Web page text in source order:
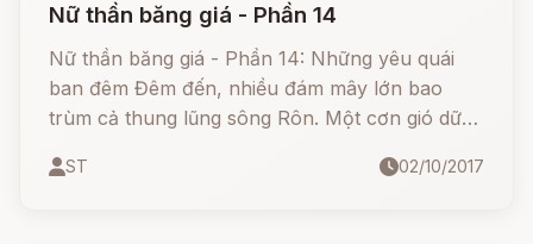
Nữ thần băng giá - Phần 14
Nữ thần băng giá - Phần 14: Những yêu quái
ban đêm Đêm đến, nhiều đám mây lớn bao
trùm cả thung lũng sông Rôn. Một cơn gió dữ
sau khi thổi qua nước Ý, đến phá bằng những
ST 02/10/2017